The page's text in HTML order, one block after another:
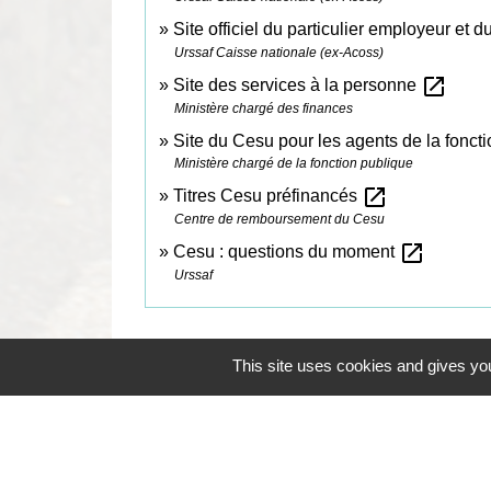
Site officiel du particulier employeur et
Urssaf Caisse nationale (ex-Acoss)
Site des services à la personne open_in_new
Ministère chargé des finances
Site du Cesu pour les agents de la
Ministère chargé de la fonction publique
Titres Cesu préfinancés open_in_new
Centre de remboursement du Cesu
Cesu : questions du moment open_in_new
Urssaf
This site uses cookies and gives